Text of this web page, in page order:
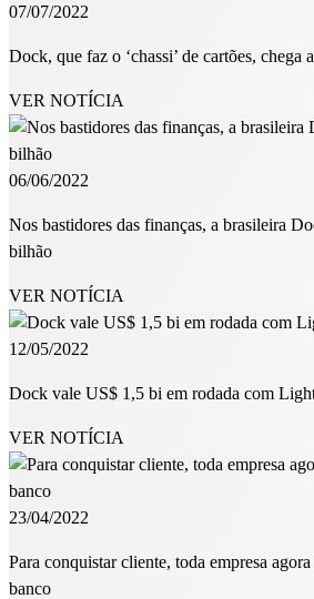
07/07/2022
Dock, que faz o ‘chassi’ de cartões, chega
VER NOTÍCIA
06/06/2022
Nos bastidores das finanças, a brasileira
bilhão
VER NOTÍCIA
12/05/2022
Dock vale US$ 1,5 bi em rodada com
VER NOTÍCIA
23/04/2022
Para conquistar cliente, toda empresa
banco